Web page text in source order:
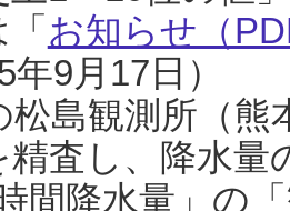
お知らせ（
9月17日）
松島観測所（熊
査し、降水
間降水量」の